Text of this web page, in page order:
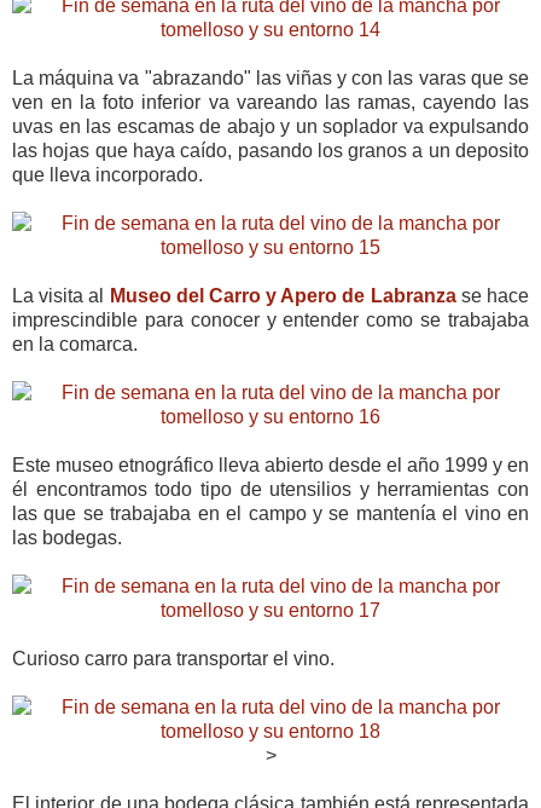
La máquina va "abrazando" las viñas y con las varas que se
ven en la foto inferior va vareando las ramas, cayendo las
uvas en las escamas de abajo y un soplador va expulsando
las hojas que haya caído, pasando los granos a un deposito
que lleva incorporado.
La visita al Museo del Carro y Apero de Labranzase hace
imprescindible para conocer y entender como se trabajaba
en la comarca.
Este museo etnográfico lleva abierto desde el año 1999 y en
él encontramos todo tipo de utensilios y herramientas con
las que se trabajaba en el campo y se mantenía el vino en
las bodegas.
Curioso carro para transportar el vino.
>
El interior de una bodega clásica también está representada